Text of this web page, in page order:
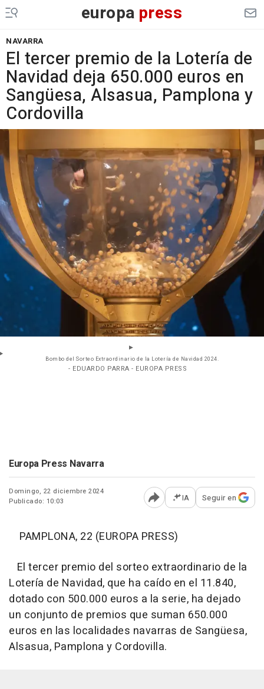
europa press
NAVARRA
El tercer premio de la Lotería de
Navidad deja 650.000 euros en
Sangüesa, Alsasua, Pamplona y
Cordovilla
Bombo del Sorteo Extraordinario de la Lotería de Navidad 2024.
- EDUARDO PARRA - EUROPA PRESS
Europa Press Navarra
Domingo, 22 diciembre 2024
Publicado: 10:03
Abrir opciones para
IA Seguir en
PAMPLONA, 22 (EUROPA PRESS)
El tercer premio del sorteo extraordinario de la
Lotería de Navidad, que ha caído en el 11.840,
dotado con 500.000 euros a la serie, ha dejado
un conjunto de premios que suman 650.000
euros en las localidades navarras de Sangüesa,
Alsasua, Pamplona y Cordovilla.